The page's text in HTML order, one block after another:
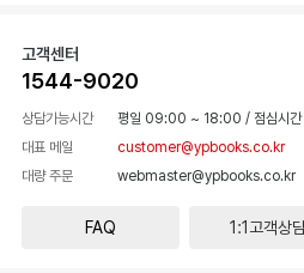
고객센터
1544-9020
상담가능시간 평일 09:00 ~ 18:00 / 점심시
대표 메일
customer@ypbooks.co.kr
대량 주문
webmaster@ypbooks.co.kr
FAQ 1:1고객상